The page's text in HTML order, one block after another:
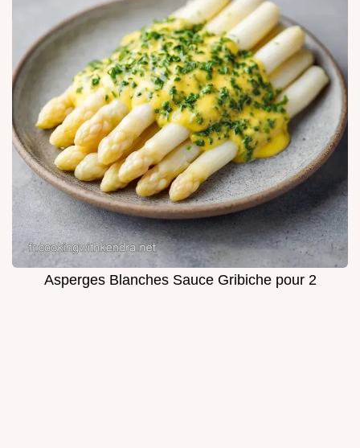
Asperges Blanches Sauce Gribiche pour 2